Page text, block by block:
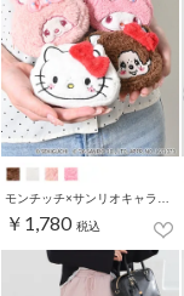
モンチッチ×サンリオキャラクターズ／ポーチ
￥1,780 税込